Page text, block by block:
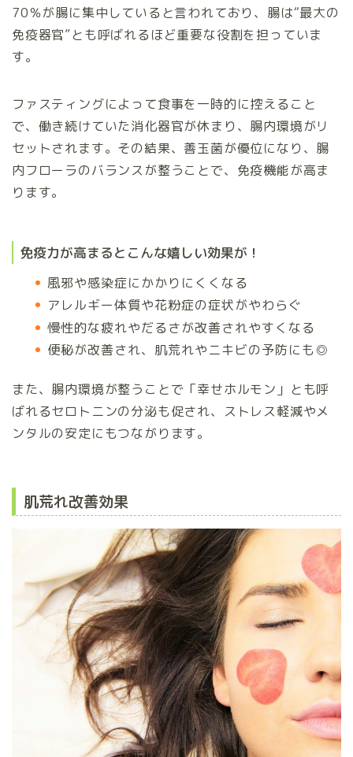
70％が腸に集中していると言われており、腸は“最大の
免疫器官”とも呼ばれるほど重要な役割を担っていま
す。
ファスティングによって食事を一時的に控えること
で、働き続けていた消化器官が休まり、腸内環境がリ
セットされます。その結果、善玉菌が優位になり、腸
内フローラのバランスが整うことで、免疫機能が高ま
ります。
免疫力が高まるとこんな嬉しい効果が！
風邪や感染症にかかりにくくなる
アレルギー体質や花粉症の症状がやわらぐ
慢性的な疲れやだるさが改善されやすくなる
便秘が改善され、肌荒れやニキビの予防にも◎
また、腸内環境が整うことで「幸せホルモン」とも呼
ばれるセロトニンの分泌も促され、ストレス軽減やメ
ンタルの安定にもつながります。
肌荒れ改善効果